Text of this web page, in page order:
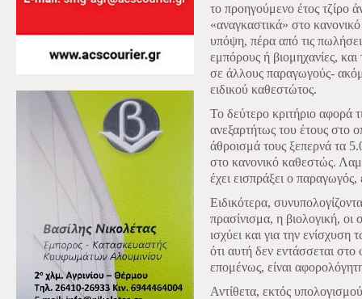
το προηγούμενο έτος τζίρο
«αναγκαστικά» στο
υπόψη, πέρα από τις
εμπόρους ή βιομηχανίες,
σε άλλους παραγωγούς-
ειδικού καθεστώτος.
Το δεύτερο κριτήριο αφορά
ανεξαρτήτως του έτους στο
άθροισμά τους ξεπερνά τα
στο κανονικό καθεστώς.
έχει εισπράξει ο παραγωγός,
Ειδικότερα,
πρασίνισμα, η βιολογική, οι
ισχύει και για την
ότι αυτή δεν εντάσσεται
επομένως, είναι
Αντίθετα, εκτός